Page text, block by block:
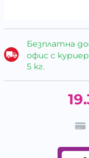
Безплатна
офис с
5 кг.